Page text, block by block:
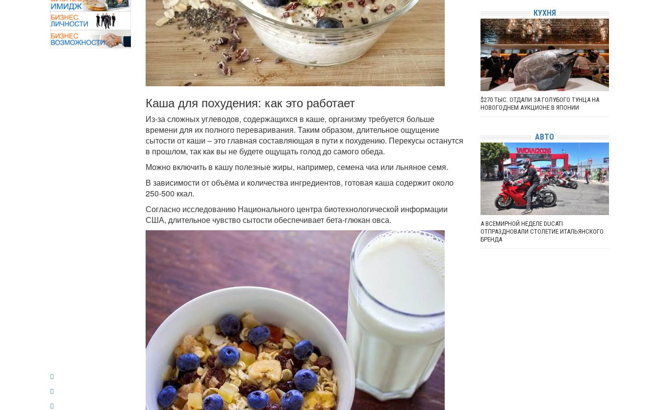
Каша для похудения: как это работает
Из-за сложных углеводов, содержащихся в каше, организму требуется больше
времени для их полного переваривания. Таким образом, длительное ощущение
сытости от каши – это главная составляющая в пути к похудению. Перекусы останутся
в прошлом, так как вы не будете ощущать голод до самого обеда.
Можно включить в кашу полезные жиры, например, семена чиа или льняное семя.
В зависимости от объёма и количества ингредиентов, готовая каша содержит около
250-500 ккал.
Согласно исследованию Национального центра биотехнологической информации
США, длительное чувство сытости обеспечивает бета-глюкан овса.
КУХНЯ
$270 ТЫС. ОТДАЛИ ЗА ГОЛУБОГО ТУНЦА НА
НОВОГОДНЕМ АУКЦИОНЕ В ЯПОНИИ
АВТО
А ВСЕМИРНОЙ НЕДЕЛЕ DUCATI
ОТПРАЗДНОВАЛИ СТОЛЕТИЕ ИТАЛЬЯНСКОГО
БРЕНДА